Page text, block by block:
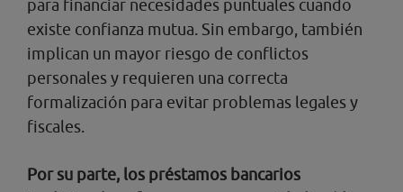
para financiar necesidades puntuales cuando
existe confianza mutua. Sin embargo, también
implican un mayor riesgo de conflictos
personales y requieren una correcta
formalización para evitar problemas legales y
fiscales.
Por su parte, los préstamos bancarios